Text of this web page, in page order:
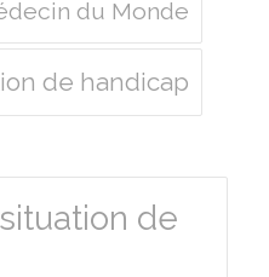
du Monde
de handicap
de